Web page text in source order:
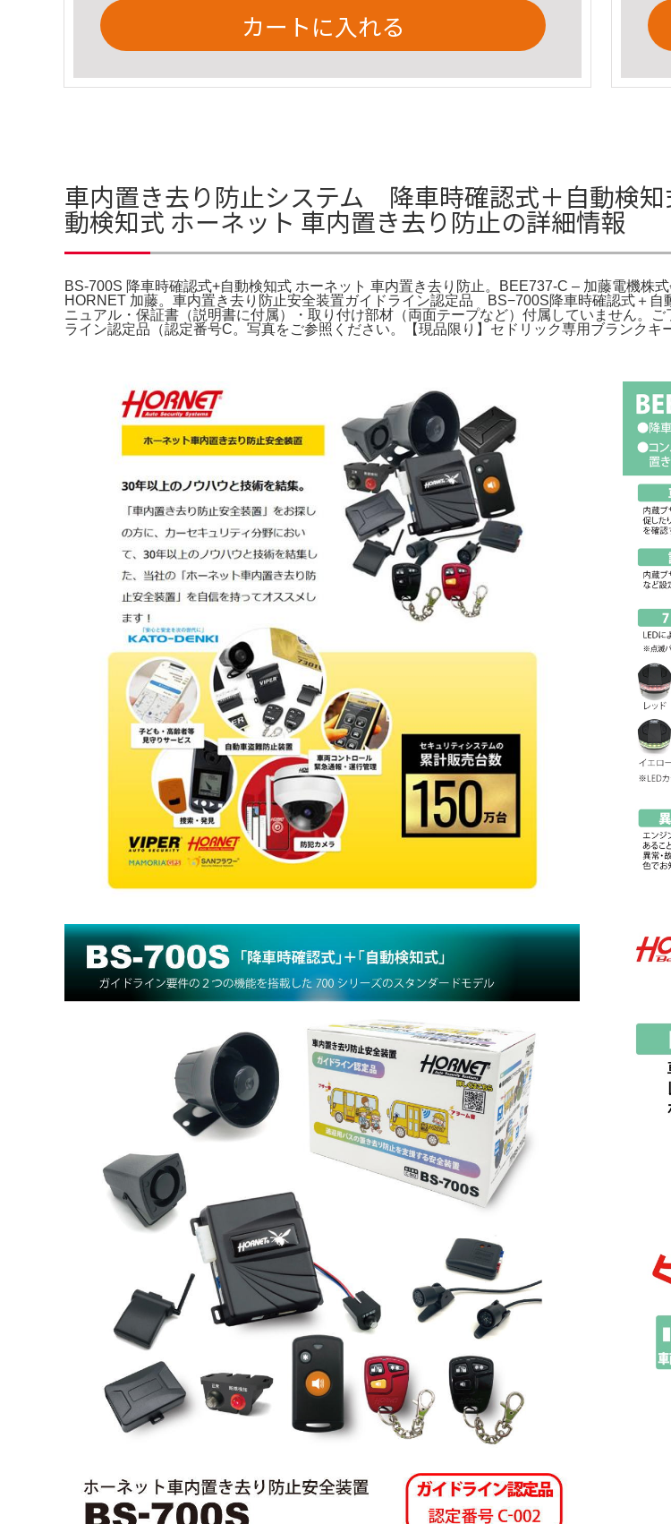
カートに入れる
車内置き去り防止システム 降車時確認式＋自動検
動検知式 ホーネット 車内置き去り防止の詳細情報
BS-700S 降車時確認式+自動検知式 ホーネット 車内置き去り防止。BEE737-C – 加藤電機株
HORNET 加藤。車内置き去り防止安全装置ガイドライン認定品 BS−700S降車時確認式＋
ニュアル・保証書（説明書に付属）・取り付け部材（両面テープなど）付属していません。
ライン認定品（認定番号C。写真をご参照ください。【現品限り】セドリック専用ブランクキ